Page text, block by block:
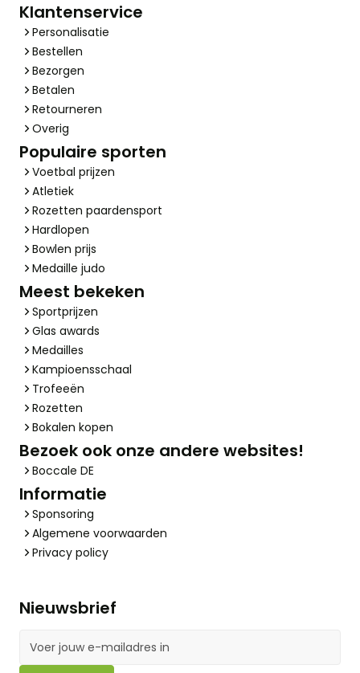
Klantenservice
Personalisatie
Bestellen
Bezorgen
Betalen
Retourneren
Overig
Populaire sporten
Voetbal prijzen
Atletiek
Rozetten paardensport
Hardlopen
Bowlen prijs
Medaille judo
Meest bekeken
Sportprijzen
Glas awards
Medailles
Kampioensschaal
Trofeeën
Rozetten
Bokalen kopen
Bezoek ook onze andere websites!
Boccale DE
Informatie
Sponsoring
Algemene voorwaarden
Privacy policy
Nieuwsbrief